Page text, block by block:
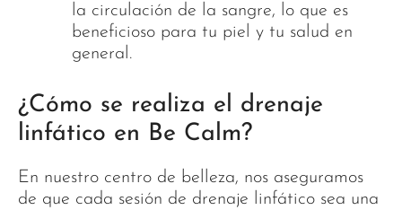
la circulación de la sangre, lo que es
beneficioso para tu piel y tu salud en
general.
¿Cómo se realiza el drenaje
linfático en Be Calm?
En nuestro centro de belleza, nos aseguramos
de que cada sesión de drenaje linfático sea una